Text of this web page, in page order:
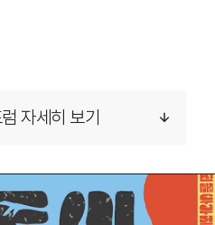
자세히 보기